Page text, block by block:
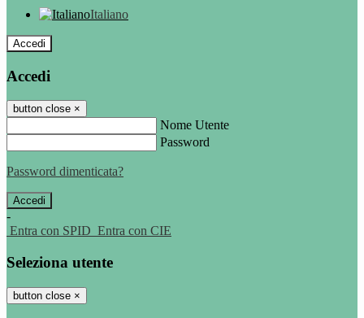
Italiano
Accedi
Accedi
button close ×
Nome Utente
Password
Password dimenticata?
-
Entra con SPID Entra con CIE
Seleziona utente
button close ×